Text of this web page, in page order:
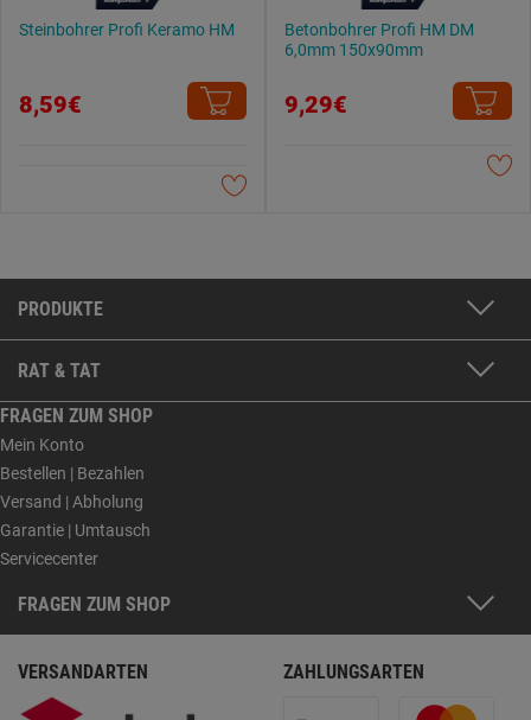
Steinbohrer Profi Keramo HM
8,59€
Betonbohrer Profi HM DM
6,0mm 150x90mm
9,29€
PRODUKTE
RAT & TAT
FRAGEN ZUM SHOP
Mein Konto
Bestellen | Bezahlen
Versand | Abholung
Garantie | Umtausch
Servicecenter
FRAGEN ZUM SHOP
VERSANDARTEN ZAHLUNGSARTEN